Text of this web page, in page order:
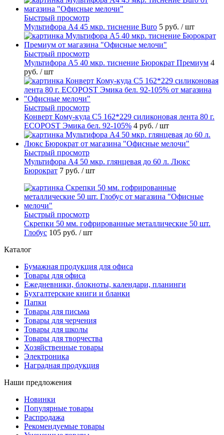
Быстрый просмотр
Мультифора А4 45 мкр. тиснение Buro 5 руб. / шт
Быстрый просмотр
Мультифора А5 40 мкр. тиснение Бюрократ Премиум 4
руб. / шт
Быстрый просмотр
Конверт Кому-куда С5 162*229 силиконовая лента 80 г.
ECOPOST Эмика бел. 92-105% 4 руб. / шт
Быстрый просмотр
Мультифора А4 50 мкр. глянцевая до 60 л. Люкс
Бюрократ 7 руб. / шт
Быстрый просмотр
Скрепки 50 мм. гофрированные металлические 50 шт.
Глобус 105 руб. / шт
Каталог
Бумажная продукция для офиса
Товары для офиса
Ежедневники, блокноты, календари, планинги
Бухгалтерские книги и бланки
Папки
Товары для письма
Товары для черчения
Товары для школы
Товары для творчества
Хозяйственные товары
Электроника
Наградная продукция
Наши предложения
Новинки
Популярные товары
Распродажа
Рекомендуемые товары